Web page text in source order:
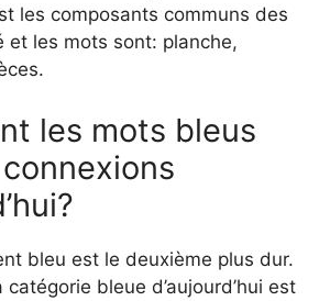
les composants communs des
et les mots sont: planche,
les mots bleus
bleu est le deuxième plus dur.
bleue d’aujourd’hui est